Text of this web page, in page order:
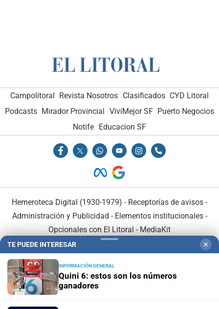
Campolitoral Revista Nosotros Clasificados CYD Litoral
Podcasts Mirador Provincial VivíMejor SF Puerto Negocios
Notife Educacion SF
Hemeroteca Digital (1930-1979) - Receptorías de avisos -
Administración y Publicidad - Elementos institucionales-
Opcionales con El Litoral - MediaKit
TE PUEDE INTERESAR ✕
INFORMACIÓN GENERAL
Quini 6: estos son los números
ganadores